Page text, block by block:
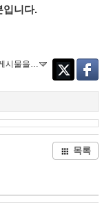
입니다.
시물을…
Twitter
목록